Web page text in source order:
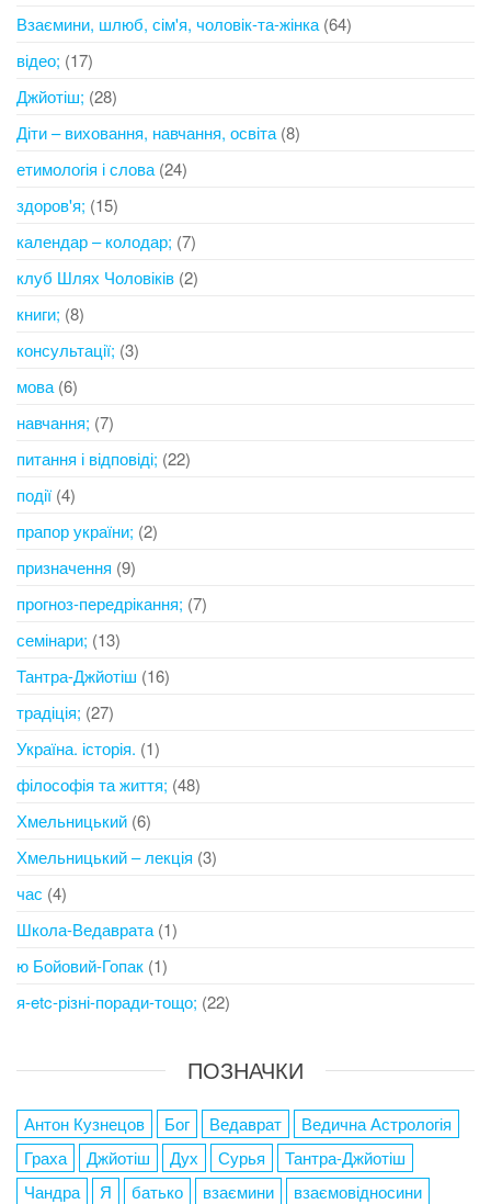
Взаємини, шлюб, сім'я, чоловік-та-жінка (64)
відео; (17)
Джйотіш; (28)
Діти – виховання, навчання, освіта (8)
етимологія і слова (24)
здоров'я; (15)
календар – колодар; (7)
клуб Шлях Чоловіків (2)
книги; (8)
консультації; (3)
мова (6)
навчання; (7)
питання і відповіді; (22)
події (4)
прапор україни; (2)
призначення (9)
прогноз-передрікання; (7)
семінари; (13)
Тантра-Джйотіш (16)
традіція; (27)
Україна. історія. (1)
філософія та життя; (48)
Хмельницький (6)
Хмельницький – лекція (3)
час (4)
Школа-Ведаврата (1)
ю Бойовий-Гопак (1)
я-etc-різні-поради-тощо; (22)
ПОЗНАЧКИ
Антон Кузнецов Бог Ведаврат
Ведична Астрологія
Граха
Джйотіш Дух Сурья
Тантра-Джйотіш
Чандра
Я батько взаємини
взаємовідносини